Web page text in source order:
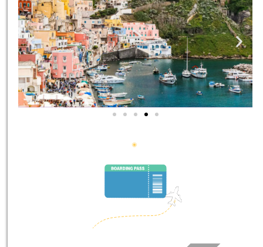
הדרכה מקצועית ואינפורמטיבית
במיוחד עבורכם!
לחצו פה!